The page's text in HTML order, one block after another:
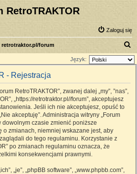
RetroTRAKTOR
Zaloguj się
retrotraktor.pl/forum
z
Język:
- Rejestracja
RetroTRAKTOR”, zwanej dalej „my”, ”nas”,
„https://retrotraktor.pl//forum”, akceptujesz
Jeśli ich nie akceptujesz, opuść to
akceptuję”. Administracja witryny „Forum
dowolnym czasie zmienić poniższe
o zmianach, niemniej wskazane jest, aby
do tego regulaminu. Korzystanie z
po zmianach regulaminu oznacza, że
konsekwencjami prawnymi.
„je”, „phpBB software”, „www.phpbb.com”,